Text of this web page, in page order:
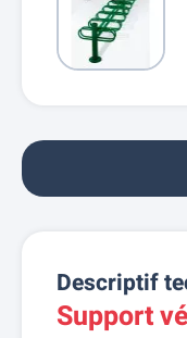
Descriptif
Support